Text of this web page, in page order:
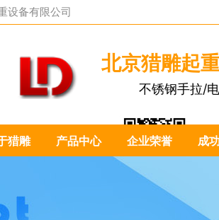
设备有限公司
北京猎雕起
不锈钢手拉/
扫一扫关注我们：
猎雕 产品中心 企业荣誉 成